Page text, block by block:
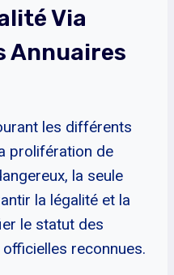
Via
Annuaires
les différents
prolifération de
la seule
la légalité et la
le statut des
reconnues.